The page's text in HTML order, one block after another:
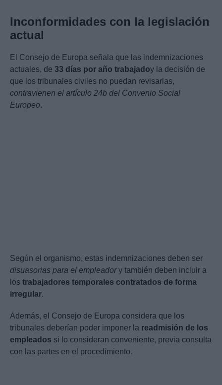
Inconformidades con la legislación
actual
El Consejo de Europa señala que las indemnizaciones
actuales, de 33 días por año trabajadoy la decisión de
que los tribunales civiles no puedan revisarlas,
contravienen el artículo 24b del Convenio Social
Europeo.
Según el organismo, estas indemnizaciones deben ser
disuasorias para el empleadory también deben incluir a
los trabajadores temporales contratados de forma
irregular.
Además, el Consejo de Europa considera que los
tribunales deberían poder imponer la readmisión de los
empleados si lo consideran conveniente, previa consulta
con las partes en el procedimiento.